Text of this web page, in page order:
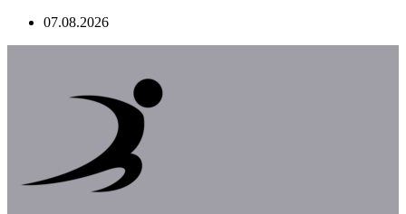
Перейти07.08.2026